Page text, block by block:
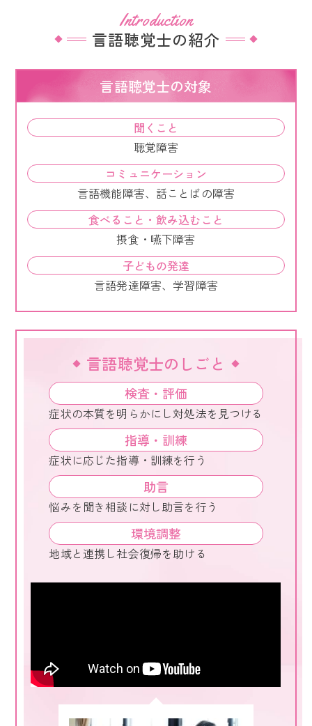
Introduction
言語聴覚士の紹介
言語聴覚士の対象
聞くこと
聴覚障害
コミュニケーション
言語機能障害、話ことばの障害
食べること・飲み込むこと
摂食・嚥下障害
子どもの発達
言語発達障害、学習障害
言語聴覚士のしごと
検査・評価
症状の本質を明らかにし対処法を見つける
指導・訓練
症状に応じた指導・訓練を行う
助言
悩みを聞き相談に対し助言を行う
環境調整
地域と連携し社会復帰を助ける